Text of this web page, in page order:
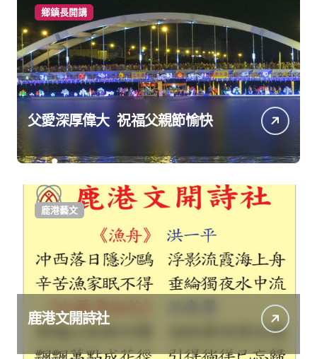
鄉鎮長開講
父愛深厚偉大 祝福父親節愉快
鹿港藝文
鹿港文開詩社